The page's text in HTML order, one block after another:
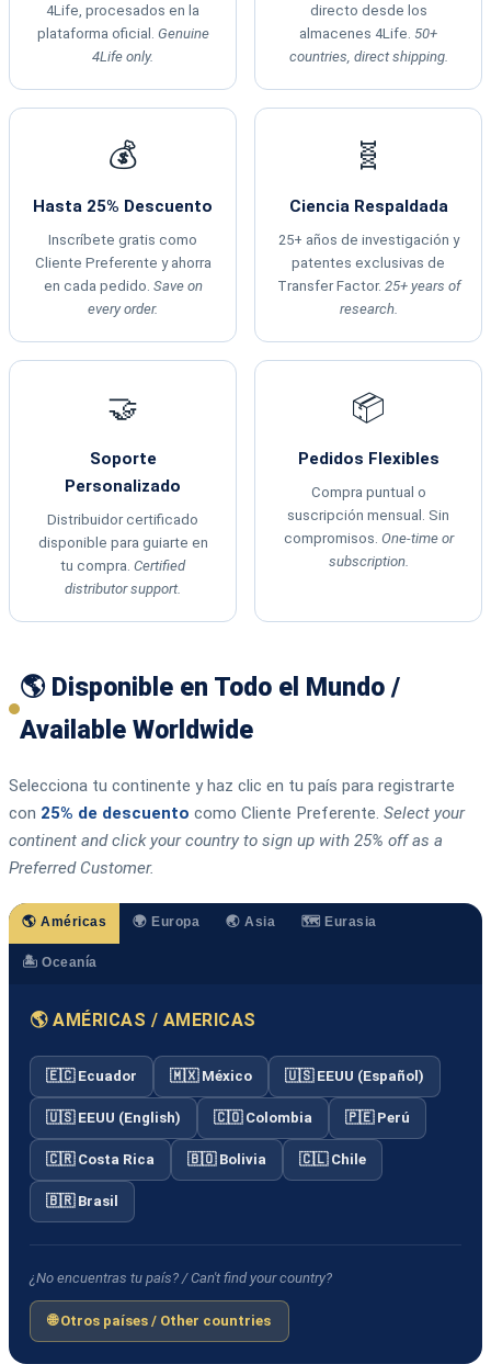
4Life, procesados en la
plataforma oficial. Genuine
4Life only.
directo desde los
almacenes 4Life. 50+
countries, direct shipping.
💰
Hasta 25% Descuento
Inscríbete gratis como
Cliente Preferente y ahorra
en cada pedido. Save on
every order.
🧬
Ciencia Respaldada
25+ años de investigación y
patentes exclusivas de
Transfer Factor. 25+ years of
research.
🤝
Soporte
Personalizado
Distribuidor certificado
disponible para guiarte en
tu compra. Certified
distributor support.
📦
Pedidos Flexibles
Compra puntual o
suscripción mensual. Sin
compromisos. One-time or
subscription.
🌎 Disponible en Todo el Mundo /
Available Worldwide
Selecciona tu continente y haz clic en tu país para registrarte
con 25% de descuento como Cliente Preferente. Select your
continent and click your country to sign up with 25% off as a
Preferred Customer.
🌎 Américas 🌍 Europa 🌏 Asia 🗺️ Eurasia
🏝️ Oceanía
🌎 AMÉRICAS / AMERICAS
🇪🇨 Ecuador 🇲🇽 México 🇺🇸 EEUU (Español)
🇺🇸 EEUU (English) 🇨🇴 Colombia 🇵🇪 Perú
🇨🇷 Costa Rica 🇧🇴 Bolivia 🇨🇱 Chile
🇧🇷 Brasil
¿No encuentras tu país? / Can't find your country?
🌐 Otros países / Other countries